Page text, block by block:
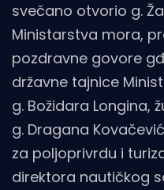
svečano otvorio g.
Ministarstva mora,
pozdravne govore
državne tajnice
g. Božidara Longina,
g. Dragana
za poljoprivrdu i
direktora nautičkog